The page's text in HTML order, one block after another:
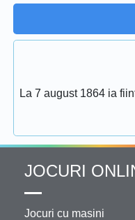
La 7 august 1864 ia
JOCURI
Jocuri cu masini